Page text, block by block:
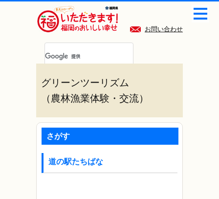
お問い合わせ
グリーンツーリズム
（農林漁業体験・交流）
さがす
道の駅たちばな